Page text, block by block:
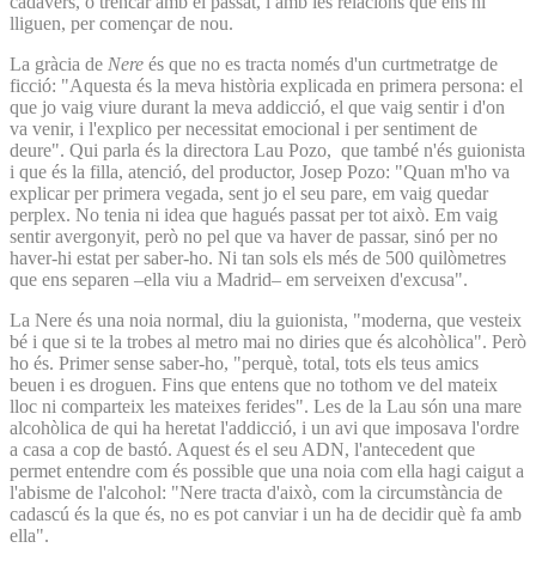
lliguen, per començar de nou.
La gràcia de Nere és que no es tracta només d'un curtmetratge de
ficció: "Aquesta és la meva història explicada en primera persona: el
que jo vaig viure durant la meva addicció, el que vaig sentir i d'on
va venir, i l'explico per necessitat emocional i per sentiment de
deure". Qui parla és la directora Lau Pozo, que també n'és guionista
i que és la filla, atenció, del productor, Josep Pozo: "Quan m'ho va
explicar per primera vegada, sent jo el seu pare, em vaig quedar
perplex. No tenia ni idea que hagués passat per tot això. Em vaig
sentir avergonyit, però no pel que va haver de passar, sinó per no
haver-hi estat per saber-ho. Ni tan sols els més de 500 quilòmetres
que ens separen –ella viu a Madrid– em serveixen d'excusa".
La Nere és una noia normal, diu la guionista, "moderna, que vesteix
bé i que si te la trobes al metro mai no diries que és alcohòlica". Però
ho és. Primer sense saber-ho, "perquè, total, tots els teus amics
beuen i es droguen. Fins que entens que no tothom ve del mateix
lloc ni comparteix les mateixes ferides". Les de la Lau són una mare
alcohòlica de qui ha heretat l'addicció, i un avi que imposava l'ordre
a casa a cop de bastó. Aquest és el seu ADN, l'antecedent que
permet entendre com és possible que una noia com ella hagi caigut a
l'abisme de l'alcohol: "Nere tracta d'això, com la circumstància de
cadascú és la que és, no es pot canviar i un ha de decidir què fa amb
ella".